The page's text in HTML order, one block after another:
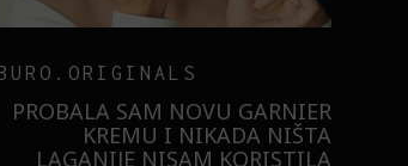
BURO.ORIGINALS
KAKO NAM ŠMINKA POMAŽE